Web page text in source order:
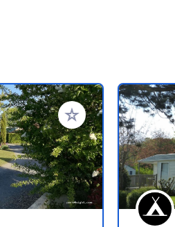
Add to your favorites